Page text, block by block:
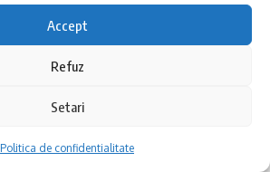
Accept
Refuz
Setari
Politica de confidentialitate
mai